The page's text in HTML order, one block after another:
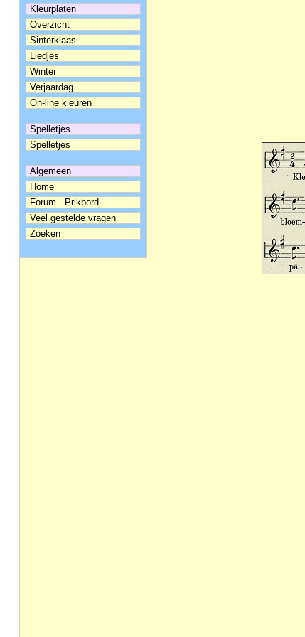
Kleurplaten
Overzicht
Sinterklaas
Liedjes
Winter
Verjaardag
On-line kleuren
Spelletjes
Spelletjes
Algemeen
Home
Forum - Prikbord
Veel gestelde vragen
Zoeken